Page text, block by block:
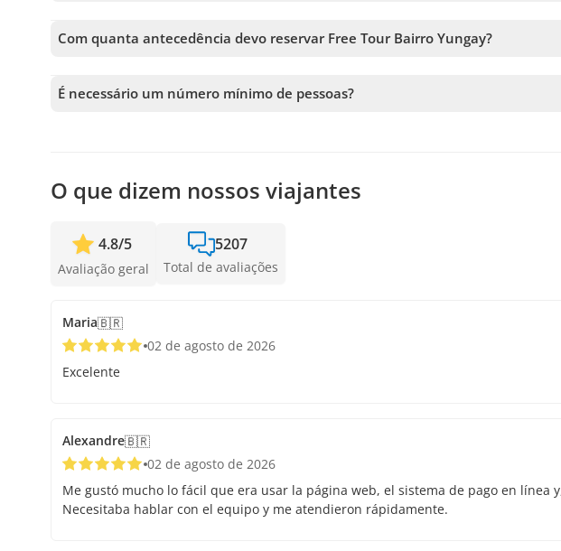
tours antes de confirmar sua reserva.
Com quanta antecedência devo reservar Free Tour Bairro Yungay?
garantir sua vaga.
É necessário um número mínimo de pessoas?
O que dizem nossos viajantes
4.8/5
Avaliação geral
5207
Total de avaliações
Maria🇧🇷
02 de agosto de 2026
Excelente
Alexandre🇧🇷
02 de agosto de 2026
Me gustó mucho lo fácil que era usar la página web, el sistema de pago en línea
Necesitaba hablar con el equipo y me atendieron rápidamente.